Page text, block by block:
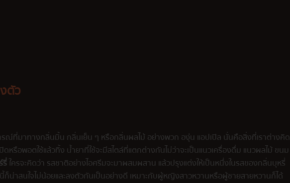
ตัว
ที่มาทางกลิ่นมิ้น กลิ่นเย็น ๆ หรือกลิ่นผลไม้ อย่างพวก องุ่น แอปเปิล นั่นคือสิ่งที่เราต่างคิด
รือพอตใช้แล้วทิ้ง น้ำยาที่ใช้จะมีสไตล์ที่แตกต่างกันไม่ว่าจะเป็นแนวเครื่องดื่ม แนวผลไม้ ขนม
รี่ใครจะคิดว่า รสชาติอย่างไอศรีมจะมาผสมผสาน แล้วปรุงแต่งให้เป็นหนึ่งในรสของกลิ่นบุหรี่
าสนใจไม่น้อยและลงตัวกันเป็นอย่างดี เหมาะกับผู้หญิงสาวหวานหรือผู้ชายสายหวานก็ได้